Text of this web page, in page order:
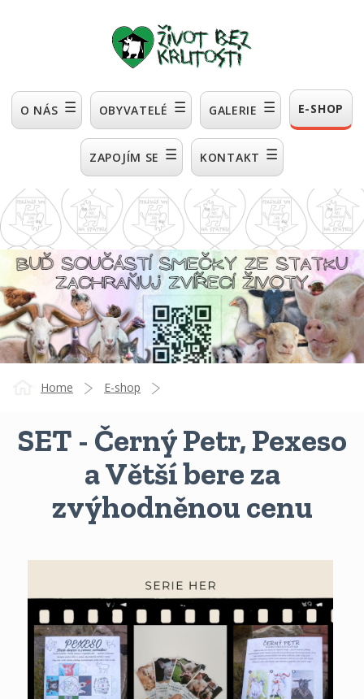
O NÁS ☰ OBYVATELÉ ☰ GALERIE ☰ E-SHOP
ZAPOJÍM SE ☰ KONTAKT ☰
Home E-shop
DESKOVÉ HRY A ZÁBAVA - Kvídí hra, karty, pexeso
SET - Černý Petr, Pexeso a Větší bere za zvýhodněnou cenu
SET - Černý Petr, Pexeso
a Větší bere za
zvýhodněnou cenu